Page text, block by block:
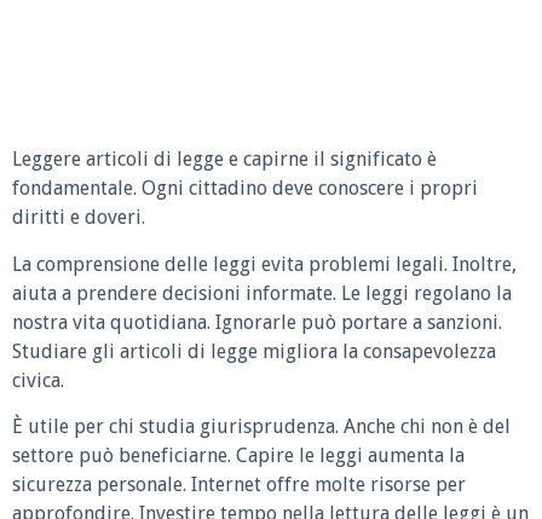
Leggere articoli di legge e capirne il significato è
fondamentale. Ogni cittadino deve conoscere i propri
diritti e doveri.
La comprensione delle leggi evita problemi legali. Inoltre,
aiuta a prendere decisioni informate. Le leggi regolano la
nostra vita quotidiana. Ignorarle può portare a sanzioni.
Studiare gli articoli di legge migliora la consapevolezza
civica.
È utile per chi studia giurisprudenza. Anche chi non è del
settore può beneficiarne. Capire le leggi aumenta la
sicurezza personale. Internet offre molte risorse per
approfondire. Investire tempo nella lettura delle leggi è un